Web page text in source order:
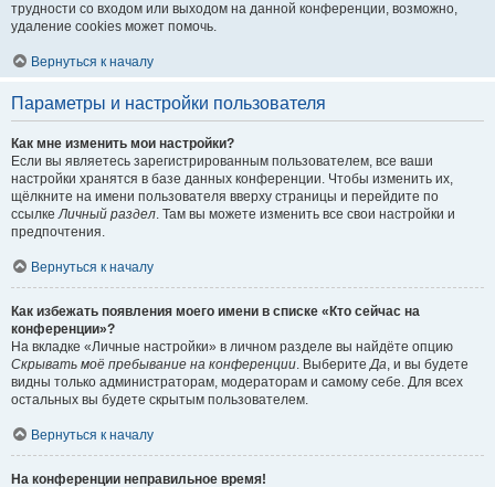
трудности со входом или выходом на данной конференции, возможно,
удаление cookies может помочь.
Вернуться к началу
Параметры и настройки пользователя
Как мне изменить мои настройки?
Если вы являетесь зарегистрированным пользователем, все ваши
настройки хранятся в базе данных конференции. Чтобы изменить их,
щёлкните на имени пользователя вверху страницы и перейдите по
ссылкеЛичный раздел. Там вы можете изменить все свои настройки и
предпочтения.
Вернуться к началу
Как избежать появления моего имени в списке «Кто сейчас на
конференции»?
На вкладке «Личные настройки» в личном разделе вы найдёте опцию
Скрывать моё пребывание на конференции. ВыберитеДа, и вы будете
видны только администраторам, модераторам и самому себе. Для всех
остальных вы будете скрытым пользователем.
Вернуться к началу
На конференции неправильное время!